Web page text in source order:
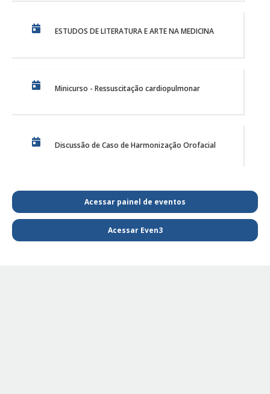
ESTUDOS DE LITERATURA E ARTE NA MEDICINA
Minicurso - Ressuscitação cardiopulmonar
Discussão de Caso de Harmonização Orofacial
PE Projeto de Reabilitação Funcional
Acessar painel de eventos
Acessar Even3